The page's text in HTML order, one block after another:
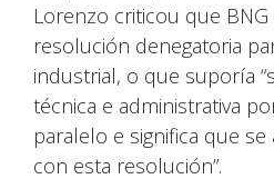
Lorenzo criticou que
resolución denegatoria
industrial, o que suporía
técnica e administrativa
paralelo e significa que se
con esta resolución”.